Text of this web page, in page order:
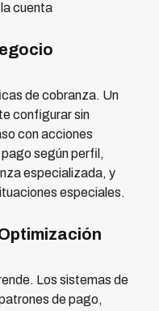
cuenta
de cobranza. Un
configurar sin
con acciones
según perfil,
especializada, y
especiales.
Los sistemas de
de pago,